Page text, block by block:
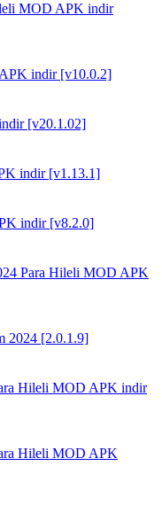
MOD APK indir
indir [v10.0.2]
[v20.1.02]
indir [v1.13.1]
indir [v8.2.0]
Para Hileli MOD APK
2024 [2.0.1.9]
Hileli MOD APK indir
Hileli MOD APK